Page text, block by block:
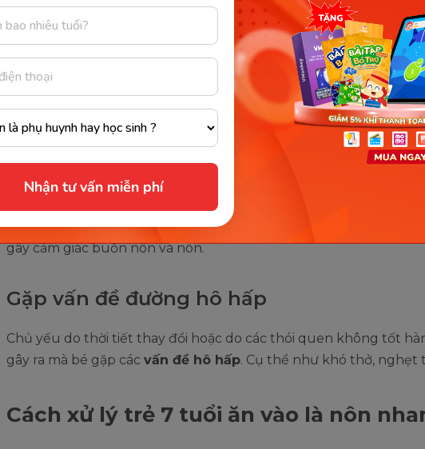
Nhận tư vấn miễn phí
Bé bị ngộ độc thực phẩm
Nếu trẻ bị nôn liên tục nhưng không bị sốt, không mệt mỏi thì
cao conbị ngộ độc thực phẩm. Sau khi nôn hết toàn bộ thực
ăn phải, tình trạng nôn ói sẽ giảm dần.
Nhiễm trùng tiêu hoá
vi khuẩn từ thức ăn không hợp
hoặc do vi khuẩn từ bên ngoài gây nên. Chúng khiến trẻ ăn
gây cảm giác buồn nôn và nôn.
Gặp vấn đề đường hô hấp
Chủ yếu do thời tiết thay đổi hoặc do các thói quen không tốt
gây ra mà bé gặp các vấn đề hô hấp. Cụ thể như khó thở, nghẹt
Cách xử lý trẻ 7 tuổi ăn vào là nôn